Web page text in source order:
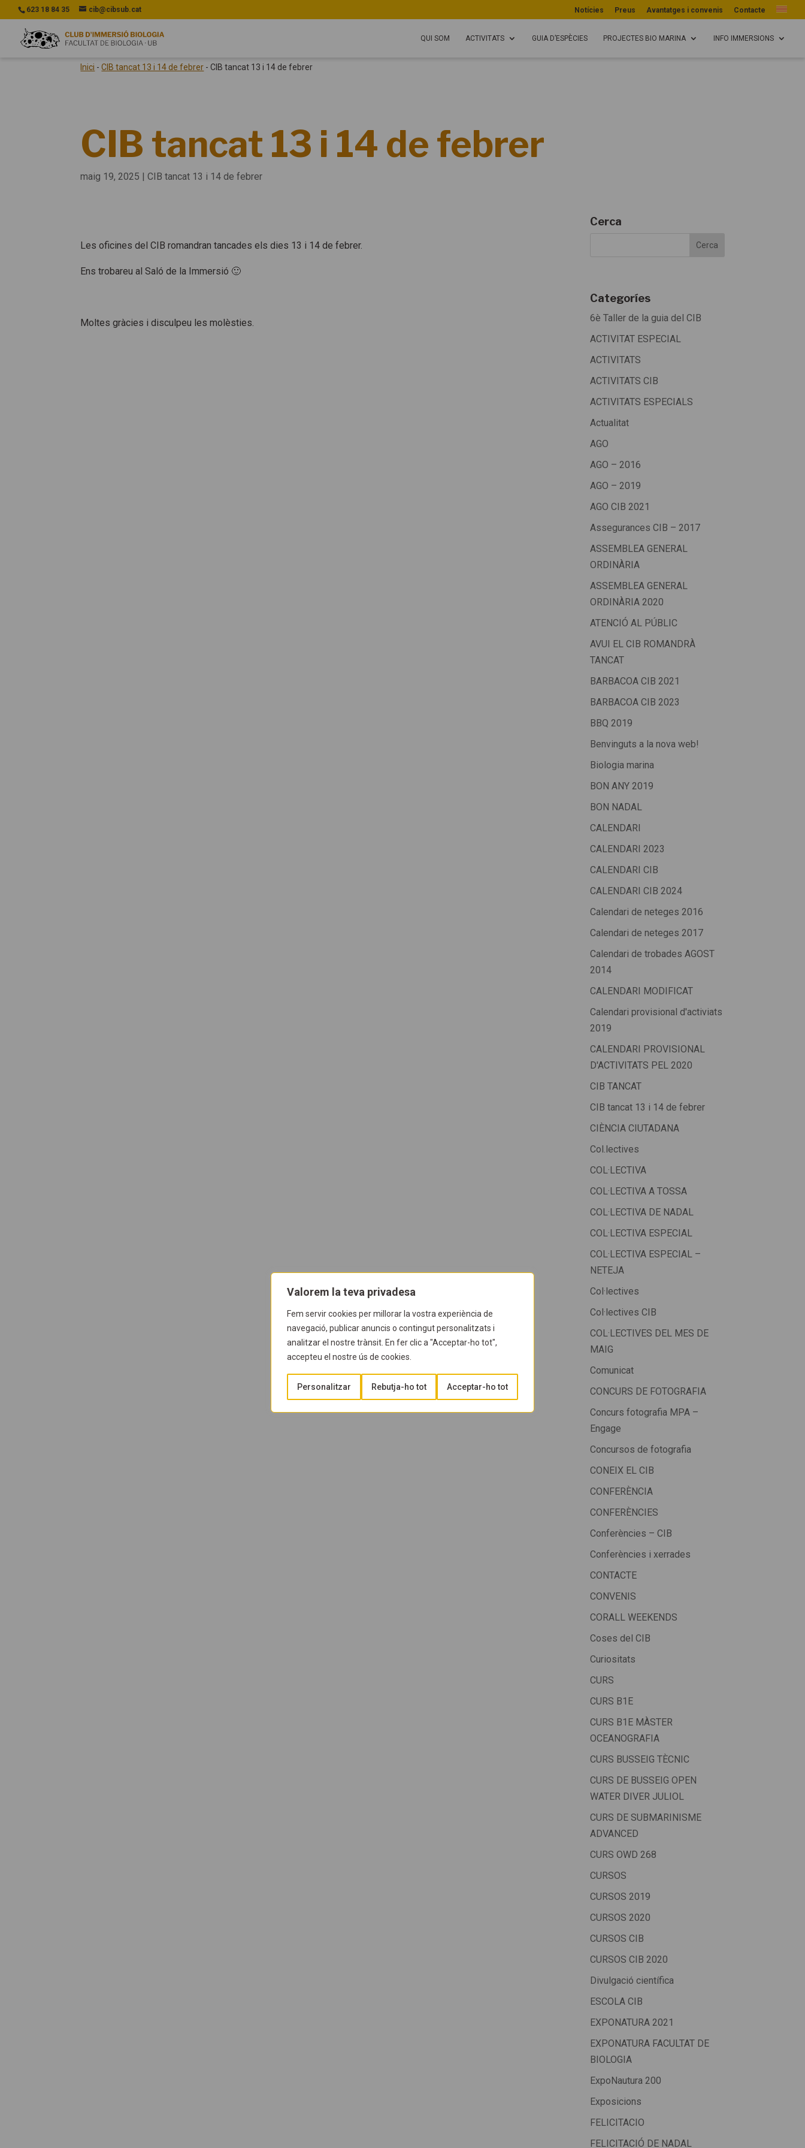
Valorem la teva privadesa
Fem servir cookies per millorar la vostra experiència de
navegació, publicar anuncis o contingut personalitzats i
analitzar el nostre trànsit. En fer clic a "Acceptar-ho tot",
accepteu el nostre ús de cookies.
Personalitzar Rebutja-ho tot Acceptar-ho tot
623 18 84 35 cib@cibsub.cat Notícies Preus Avantatges i convenis Contacte
QUI SOM ACTIVITATS GUIA D’ESPÈCIES PROJECTES BIO MARINA INFO IMMERSIONS
Inici -CIB tancat 13 i 14 de febrer -CIB tancat 13 i 14 de febrer
CIB tancat 13 i 14 de febrer
maig 19, 2025 |CIB tancat 13 i 14 de febrer
Les oficines del CIB romandran tancades els dies 13 i 14 de febrer.
Ens trobareu al Saló de la Immersió 🙂
Moltes gràcies i disculpeu les molèsties.
Cerca
Categoríes
6è Taller de la guia del CIB
ACTIVITAT ESPECIAL
ACTIVITATS
ACTIVITATS CIB
ACTIVITATS ESPECIALS
Actualitat
AGO
AGO – 2016
AGO – 2019
AGO CIB 2021
Assegurances CIB – 2017
ASSEMBLEA GENERAL
ORDINÀRIA
ASSEMBLEA GENERAL
ORDINÀRIA 2020
ATENCIÓ AL PÚBLIC
AVUI EL CIB ROMANDRÀ
TANCAT
BARBACOA CIB 2021
BARBACOA CIB 2023
BBQ 2019
Benvinguts a la nova web!
Biologia marina
BON ANY 2019
BON NADAL
CALENDARI
CALENDARI 2023
CALENDARI CIB
CALENDARI CIB 2024
Calendari de neteges 2016
Calendari de neteges 2017
Calendari de trobades AGOST
2014
CALENDARI MODIFICAT
Calendari provisional d'activiats
2019
CALENDARI PROVISIONAL
D'ACTIVITATS PEL 2020
CIB TANCAT
CIB tancat 13 i 14 de febrer
CIÈNCIA CIUTADANA
Col.lectives
COL·LECTIVA
COL·LECTIVA A TOSSA
COL·LECTIVA DE NADAL
COL·LECTIVA ESPECIAL
COL·LECTIVA ESPECIAL –
NETEJA
Col·lectives
Col·lectives CIB
COL·LECTIVES DEL MES DE
MAIG
Comunicat
CONCURS DE FOTOGRAFIA
Concurs fotografia MPA –
Engage
Concursos de fotografia
CONEIX EL CIB
CONFERÈNCIA
CONFERÈNCIES
Conferències – CIB
Conferències i xerrades
CONTACTE
CONVENIS
CORALL WEEKENDS
Coses del CIB
Curiositats
CURS
CURS B1E
CURS B1E MÀSTER
OCEANOGRAFIA
CURS BUSSEIG TÈCNIC
CURS DE BUSSEIG OPEN
WATER DIVER JULIOL
CURS DE SUBMARINISME
ADVANCED
CURS OWD 268
CURSOS
CURSOS 2019
CURSOS 2020
CURSOS CIB
CURSOS CIB 2020
Divulgació científica
ESCOLA CIB
EXPONATURA 2021
EXPONATURA FACULTAT DE
BIOLOGIA
ExpoNautura 200
Exposicions
FELICITACIO
FELICITACIÓ DE NADAL